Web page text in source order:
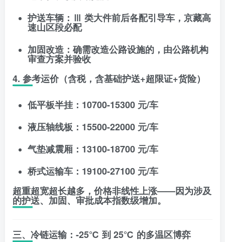
护送车辆 ：Ⅲ 类大件前后各配引导车，京藏高
速山区段必配
加固改造 ：确需改造公路设施的，由公路机构
审查方案并验收
4. 参考运价（含税，含基础护送+超限证+货险）
低平板半挂：10700-15300 元/车
液压轴线板：15500-22000 元/车
气垫减震厢：13100-18700 元/车
桥式运输车：19100-27100 元/车
超重超宽超长越多，价格非线性上涨——因为涉及
的护送、加固、审批成本指数级增加。
三、冷链运输：-25℃ 到 25℃ 的多温区博弈